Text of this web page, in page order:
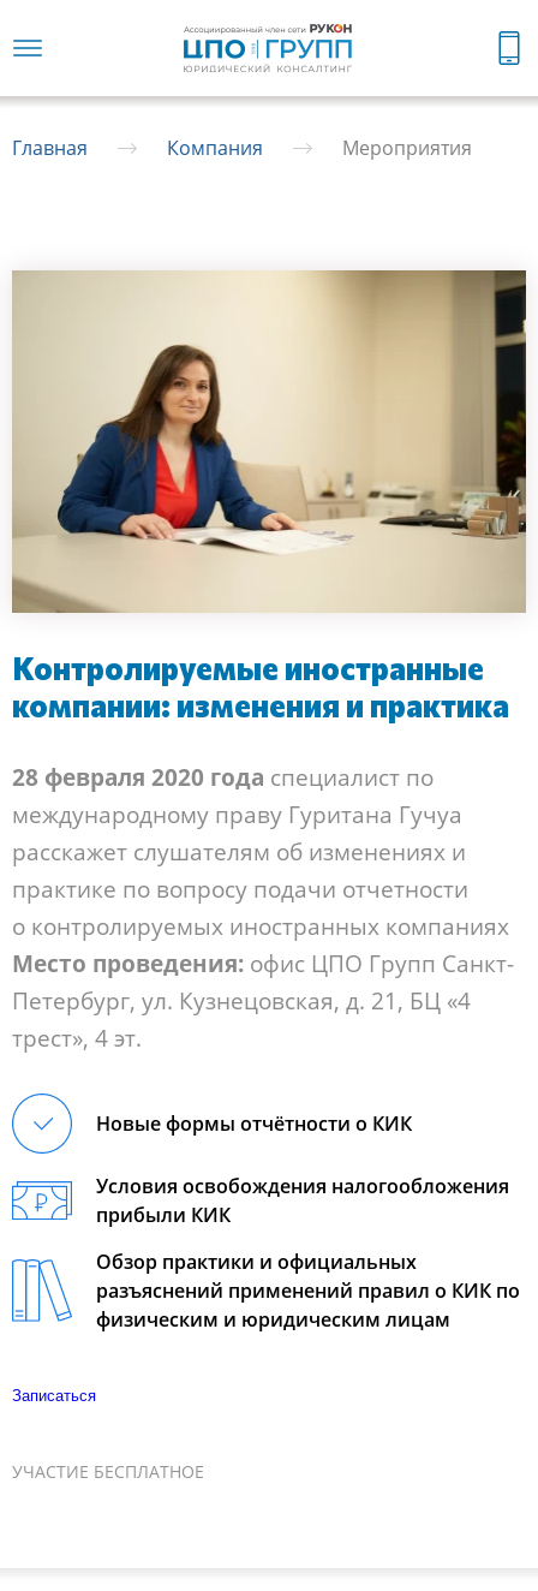
Главная Компания Мероприятия
Контролируемые иностранные
компании: изменения и практика
28 февраля 2020 года специалист по
международному праву Гуритана Гучуа
расскажет слушателям об изменениях и
практике по вопросу подачи отчетности
о контролируемых иностранных компаниях
Место проведения: офис ЦПО Групп Санкт-
Петербург, ул. Кузнецовская, д. 21, БЦ «4
трест», 4 эт.
Новые формы отчётности о КИК
Условия освобождения налогообложения
прибыли КИК
Обзор практики и официальных
разъяснений применений правил о КИК по
физическим и юридическим лицам
Записаться
УЧАСТИЕ БЕСПЛАТНОЕ